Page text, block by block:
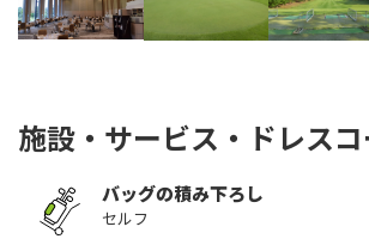
施設・サービス・ドレス
バッグの積み下ろし
セルフ